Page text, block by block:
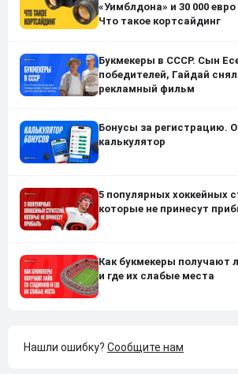
«Уимблдона» и 30 000
Что такое кортсайдинг
Букмекеры в СССР. Сын
победителей, Гайдай
рекламный фильм
Бонусы за регистрацию.
калькулятор
5 популярных хоккейных
которые не принесут
Как букмекеры получают
и где их слабые места
Нашли ошибку? Сообщите нам